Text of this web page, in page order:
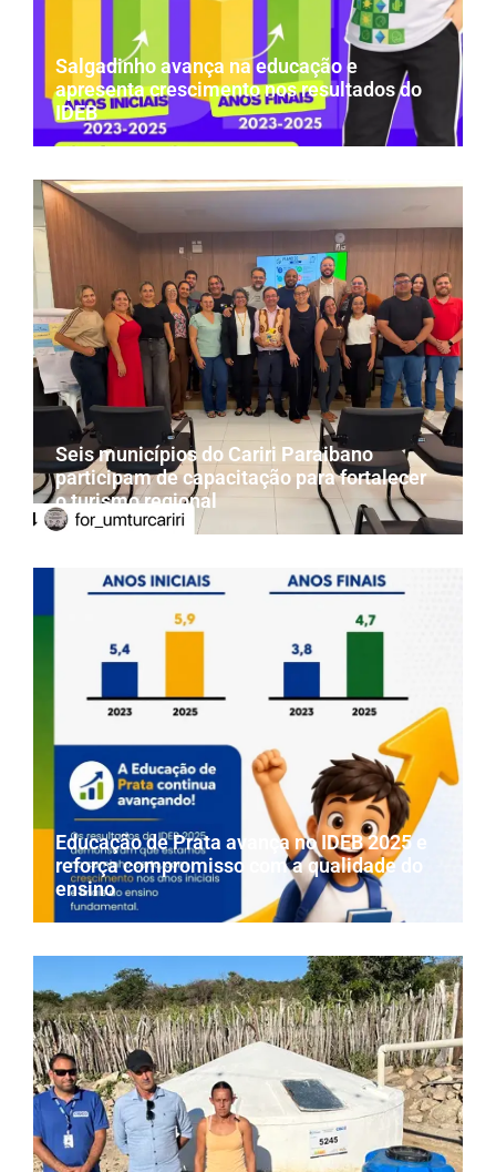
Salgadinho avança na educação e
apresenta crescimento nos resultados do
IDEB
Seis municípios do Cariri Paraibano
participam de capacitação para fortalecer
o turismo regional
Educação de Prata avança no IDEB 2025 e
reforça compromisso com a qualidade do
ensino